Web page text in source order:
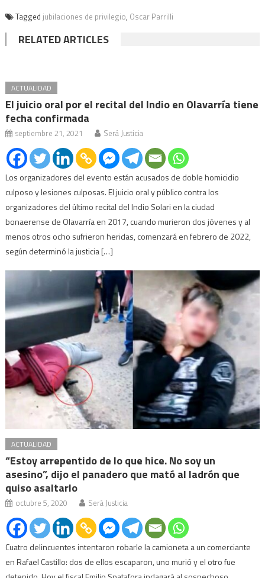
Tagged jubilaciones de privilegio, Oscar Parrilli
RELATED ARTICLES
ACTUALIDAD
El juicio oral por el recital del Indio en Olavarría tiene
fecha confirmada
septiembre 21, 2021 Será Justicia
Los organizadores del evento están acusados de doble homicidio
culposo y lesiones culposas. El juicio oral y público contra los
organizadores del último recital del Indio Solari en la ciudad
bonaerense de Olavarría en 2017, cuando murieron dos jóvenes y al
menos otros ocho sufrieron heridas, comenzará en febrero de 2022,
según determinó la justicia […]
ACTUALIDAD
“Estoy arrepentido de lo que hice. No soy un
asesino”, dijo el panadero que mató al ladrón que
quiso asaltarlo
octubre 5, 2020 Será Justicia
Cuatro delincuentes intentaron robarle la camioneta a un comerciante
en Rafael Castillo: dos de ellos escaparon, uno murió y el otro fue